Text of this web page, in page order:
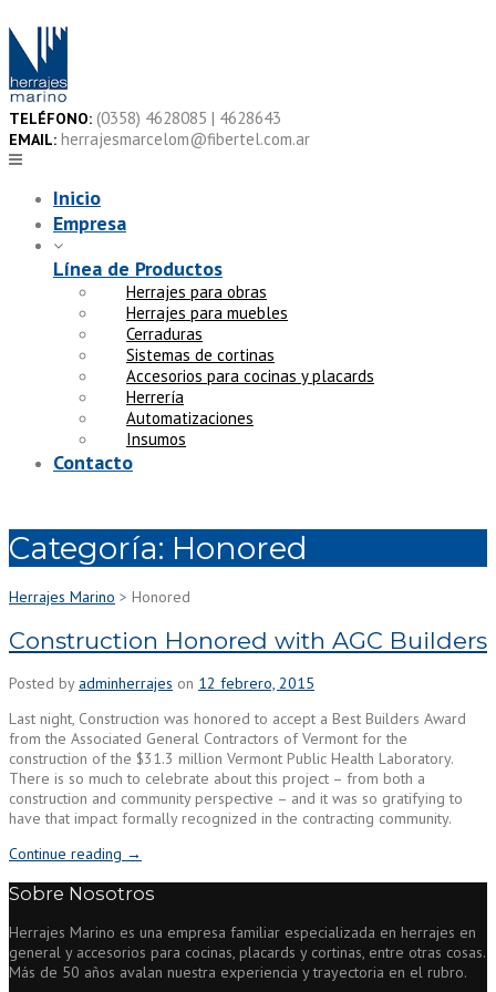
to
content
TELÉFONO: (0358) 4628085 | 4628643
EMAIL: herrajesmarcelom@fibertel.com.ar
Inicio
Empresa
Línea de Productos
Herrajes para obras
Herrajes para muebles
Cerraduras
Sistemas de cortinas
Accesorios para cocinas y placards
Herrería
Automatizaciones
Insumos
Contacto
Categoría: Honored
Herrajes Marino > Honored
Construction Honored with AGC Builders
Posted by adminherrajes on 12 febrero, 2015
Last night, Construction was honored to accept a Best Builders Award
from the Associated General Contractors of Vermont for the
construction of the $31.3 million Vermont Public Health Laboratory.
There is so much to celebrate about this project – from both a
construction and community perspective – and it was so gratifying to
have that impact formally recognized in the contracting community.
Continue reading “Construction
with
Builders”
→
Sobre Nosotros
Herrajes Marino es una empresa familiar especializada en herrajes en
general y accesorios para cocinas, placards y cortinas, entre otras cosas.
Más de 50 años avalan nuestra experiencia y trayectoria en el rubro.